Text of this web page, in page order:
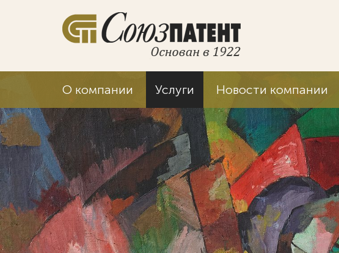
О компании Услуги Новости компании